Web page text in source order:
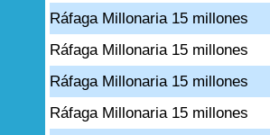
Ráfaga Millonaria 15 millones
Ráfaga Millonaria 15 millones
Ráfaga Millonaria 15 millones
Ráfaga Millonaria 15 millones